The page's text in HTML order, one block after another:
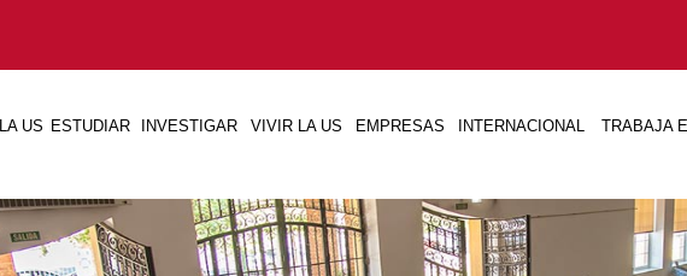
LA US ESTUDIAR INVESTIGAR VIVIR LA US EMPRESAS INTERNACIONAL TRABAJA